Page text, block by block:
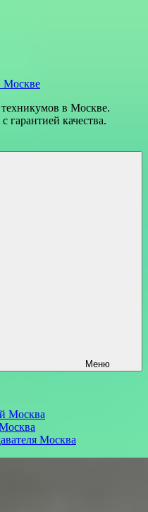
Москве
в Москве.
гарантией качества.
Меню
Москва
Москва